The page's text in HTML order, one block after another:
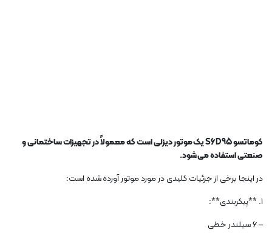
کوماتسو S6D95 یک موتور دیزلی است که معمولاً در تجهیزات ساختمانی و
صنعتی استفاده می شود.
در اینجا برخی از جزئیات کلیدی در مورد موتور آورده شده است:
1. **پیکربندی**:
– 6 سیلندر خطی